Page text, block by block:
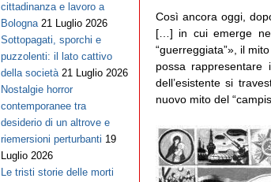
Così ancora oggi,
[…] in cui emerge
“guerreggiata”», il
possa
dell’esistente si
nuovo mito del
cittadinanza e lavoro a
Bologna 21 Luglio 2026
Sottopagati, sporchi e
puzzolenti: il lato cattivo
della società 21 Luglio 2026
Nostalgie horror
contemporanee tra
desiderio di un altrove e
riemersioni perturbanti 19
Luglio 2026
Le tristi storie delle morti